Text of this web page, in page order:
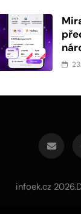
infoek.cz